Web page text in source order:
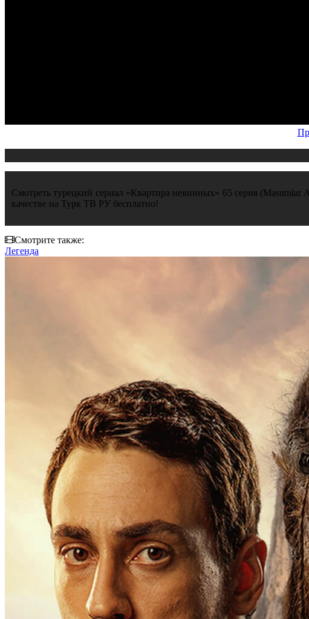
Смотреть турецкий сериал «Квартира невинных» 65 серия
качестве на Турк ТВ РУ бесплатно!
Смотрите также:
Легенда